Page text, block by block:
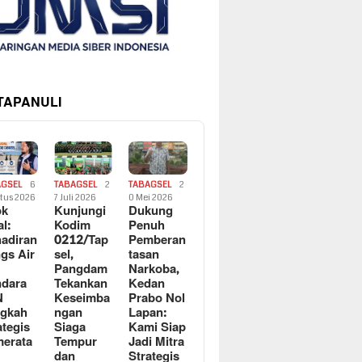
6
2026
Air
TABAGSEL
2
7 Juli 2026
Kunjungi
Kodim
0212/Tap
sel,
Pangdam
Tekankan
Keseimba
ngan
Siaga
Tempur
dan
TABAGSEL
2
0 Mei 2026
Dukung
Penuh
Pemberan
tasan
Narkoba,
Kedan
Prabo Nol
Lapan:
Kami Siap
Jadi Mitra
Strategis